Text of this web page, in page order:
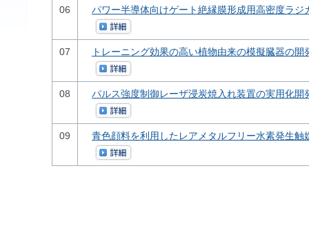
06 パワー半導体向けゲート絶縁膜形成用高密度ラジ
07 トレーニング効果の高い植物由来の模擬臓器の開
08 パルス強度制御レーザ浸炭焼入れ装置の実用化開
09 青色顔料を利用したレアメタルフリー水素発生触